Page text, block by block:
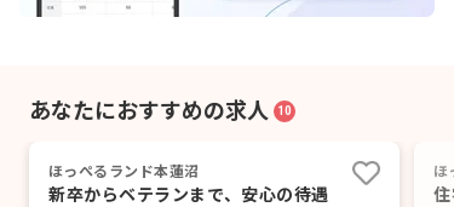
あなたにおすすめの求人 10
ほっぺるランド本蓮沼
新卒からベテランまで、安心の待遇
ほ